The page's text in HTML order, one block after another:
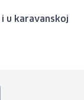
i u karavanskoj